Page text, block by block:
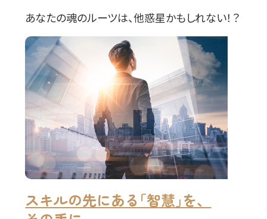
あなたの魂のルーツは、他惑星かもしれない！？
スキルの先にある｢智慧｣を、